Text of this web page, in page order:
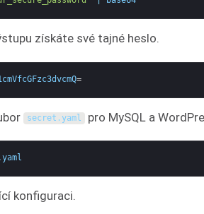
získáte své tajné heslo.
=
secret .yaml pro MySQL a
yaml
konfiguraci.